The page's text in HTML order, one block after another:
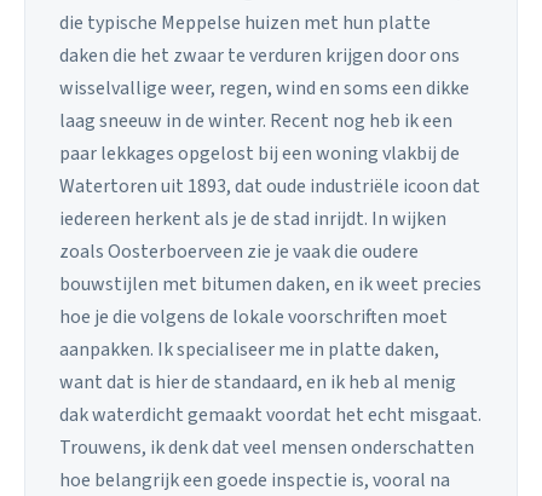
die typische Meppelse huizen met hun platte
daken die het zwaar te verduren krijgen door ons
wisselvallige weer, regen, wind en soms een dikke
laag sneeuw in de winter. Recent nog heb ik een
paar lekkages opgelost bij een woning vlakbij de
Watertoren uit 1893, dat oude industriële icoon dat
iedereen herkent als je de stad inrijdt. In wijken
zoals Oosterboerveen zie je vaak die oudere
bouwstijlen met bitumen daken, en ik weet precies
hoe je die volgens de lokale voorschriften moet
aanpakken. Ik specialiseer me in platte daken,
want dat is hier de standaard, en ik heb al menig
dak waterdicht gemaakt voordat het echt misgaat.
Trouwens, ik denk dat veel mensen onderschatten
hoe belangrijk een goede inspectie is, vooral na